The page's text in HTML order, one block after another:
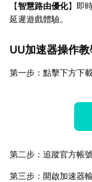
【智慧路由優化】即
延遲遊戲體驗。
UU加速器操作教
第一步：點擊下方下
第二步：追蹤官方帳
第三步：開啟加速器